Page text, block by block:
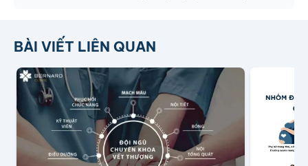
BÀI VIẾT LIÊN QUAN